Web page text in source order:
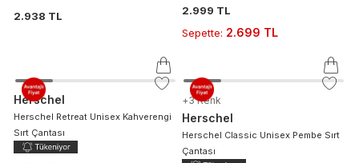
2.938 TL
2.999 TL
Sepette: 2.699 TL
Herschel
Herschel Retreat Unisex Kahverengi
Sırt Çantası
+ 3 Renk
Herschel
Herschel Classic Unisex Pembe Sırt
Çantası